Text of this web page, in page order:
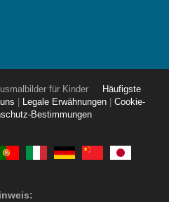
für Kinder
Häufigste
Legale Erwähnungen
Cookie-
Bestimmungen